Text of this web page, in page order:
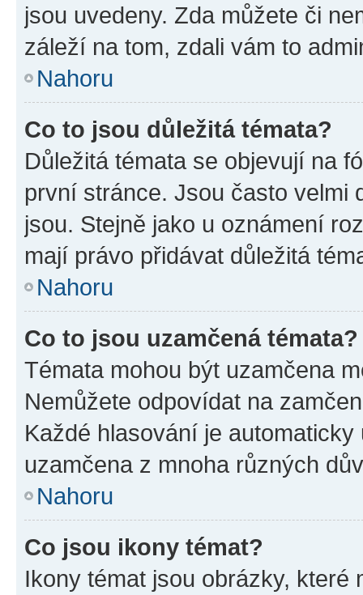
jsou uvedeny. Zda můžete či
záleží na tom, zdali vám to
Nahoru
Co to jsou důležitá témata?
Důležitá témata se objevují na
první stránce. Jsou často velmi
jsou. Stejně jako u oznámení
mají právo přidávat důležitá
Nahoru
Co to jsou uzamčená témata?
Témata mohou být uzamčena
Nemůžete odpovídat na
Každé hlasování je
uzamčena z mnoha různých
Nahoru
Co jsou ikony témat?
Ikony témat jsou obrázky,